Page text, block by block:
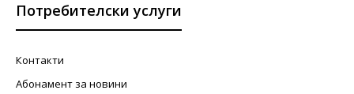
Потребителски услуги
Контакти
Абонамент за новини